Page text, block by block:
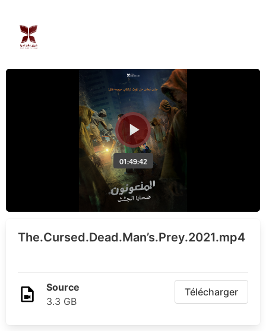
The.Cursed.Dead.Man’s.Prey.2021.mp4
Source
3.3 GB
Télécharger